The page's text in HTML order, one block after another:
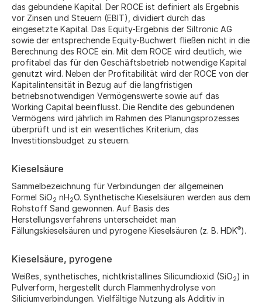
das gebundene Kapital. Der ROCE ist definiert als Ergebnis
vor Zinsen und Steuern (EBIT), dividiert durch das
eingesetzte Kapital. Das Equity-Ergebnis der Siltronic AG
sowie der entsprechende Equity-Buchwert fließen nicht in die
Berechnung des ROCE ein. Mit dem ROCE wird deutlich, wie
profitabel das für den Geschäftsbetrieb notwendige Kapital
genutzt wird. Neben der Profitabilität wird der ROCE von der
Kapitalintensität in Bezug auf die langfristigen
betriebsnotwendigen Vermögenswerte sowie auf das
Working Capital beeinflusst. Die Rendite des gebundenen
Vermögens wird jährlich im Rahmen des Planungsprozesses
überprüft und ist ein wesentliches Kriterium, das
Investitionsbudget zu steuern.
Kieselsäure
Sammelbezeichnung für Verbindungen der allgemeinen
Formel SiO2 nH2O. Synthetische Kieselsäuren werden aus dem
Rohstoff Sand gewonnen. Auf Basis des
Herstellungsverfahrens unterscheidet man
Fällungskieselsäuren und pyrogene Kieselsäuren (z. B. HDK®).
Kieselsäure, pyrogene
Weißes, synthetisches, nichtkristallines Silicumdioxid (SiO2) in
Pulverform, hergestellt durch Flammenhydrolyse von
Siliciumverbindungen. Vielfältige Nutzung als Additiv in